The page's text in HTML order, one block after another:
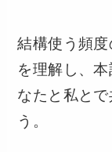
結構使う頻
を理解し、
なたと私と
う。